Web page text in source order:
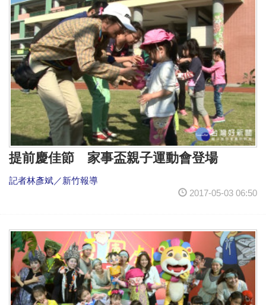
提前慶佳節 家事盃親子運動會登場
記者林彥斌／新竹報導
2017-05-03 06:50